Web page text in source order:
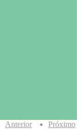
Anterior Próximo